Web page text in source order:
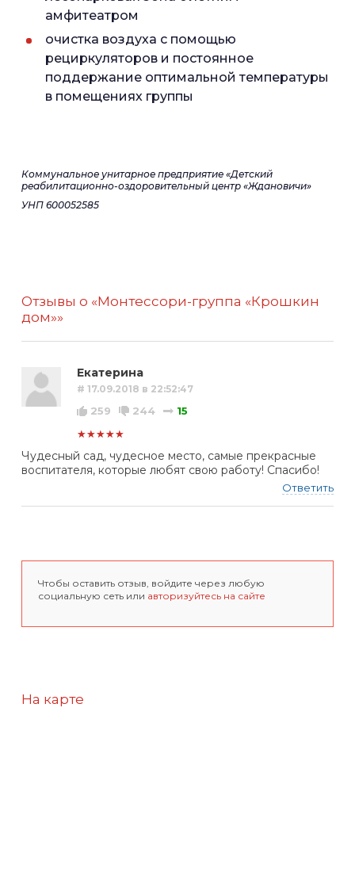
амфитеатром
очистка воздуха с помощью
рециркуляторов и постоянное
поддержание оптимальной температуры
в помещениях группы
Коммунальное унитарное предприятие «Детский
реабилитационно-оздоровительный центр «Ждановичи»
УНП 600052585
Отзывы о «Монтессори-группа «Крошкин
дом»»
Екатерина
# 17.09.2018 в 22:52:47
259 244
15
★★★★★
Чудесный сад, чудесное место, самые прекрасные
воспитателя, которые любят свою работу! Спасибо!
Ответить
Чтобы оставить отзыв, войдите через любую
социальную сеть или авторизуйтесь на сайте
На карте